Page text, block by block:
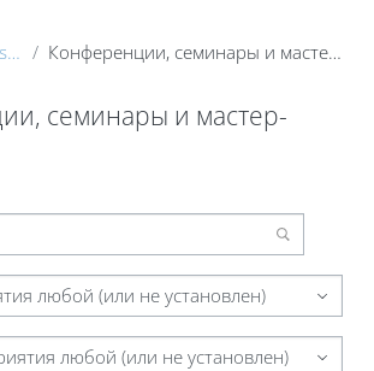
Courses showcase 3KL Конференции, семинары и мастер-классы
семинары и мастер-
любой (или не установлен)
любой (или не установлен)